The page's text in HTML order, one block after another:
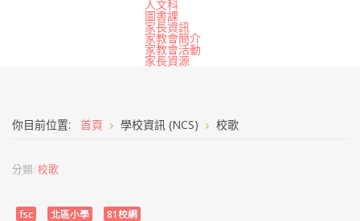
人文科
圖書課
家長資訊
家教會簡介
家教會活動
家長資源
你目前位置: 首頁 學校資訊 (NCS) 校歌
分類: 校歌
fsc 北區小學 81校網